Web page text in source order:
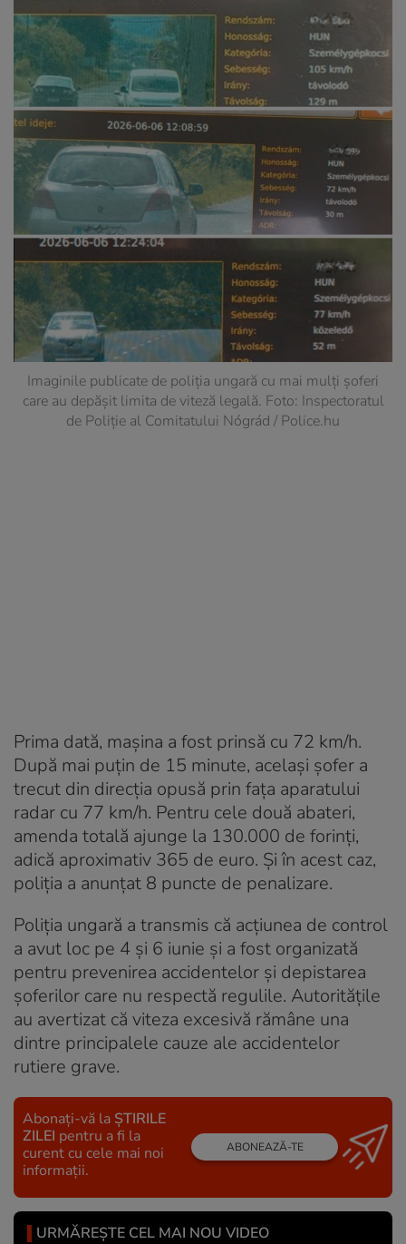
Imaginile publicate de poliția ungară cu mai mulți șoferi
care au depășit limita de viteză legală. Foto: Inspectoratul
de Poliție al Comitatului Nógrád / Police.hu
Prima dată, mașina a fost prinsă cu 72 km/h.
După mai puțin de 15 minute, același șofer a
trecut din direcția opusă prin fața aparatului
radar cu 77 km/h. Pentru cele două abateri,
amenda totală ajunge la 130.000 de forinți,
adică aproximativ 365 de euro. Și în acest caz,
poliția a anunțat 8 puncte de penalizare.
Poliția ungară a transmis că acțiunea de control
a avut loc pe 4 și 6 iunie și a fost organizată
pentru prevenirea accidentelor și depistarea
șoferilor care nu respectă regulile. Autoritățile
au avertizat că viteza excesivă rămâne una
dintre principalele cauze ale accidentelor
rutiere grave.
Abonați-vă la ȘTIRILE
ZILEI pentru a fi la
curent cu cele mai noi
informații.
ABONEAZĂ-TE
URMĂREȘTE CEL MAI NOU VIDEO